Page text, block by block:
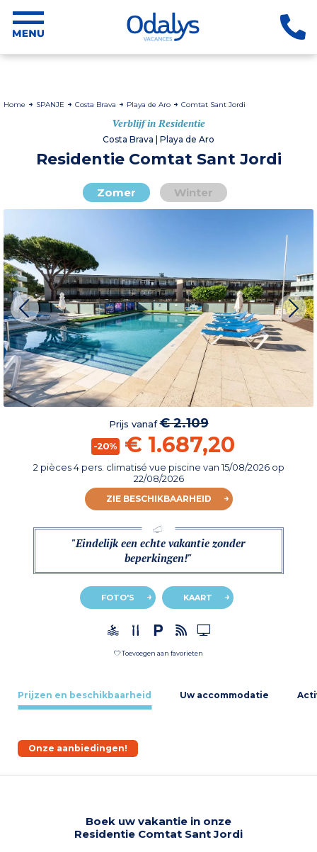
Home SPANJE Costa Brava Playa de Aro Comtat Sant Jordi
Verblijf in Residentie
Costa Brava | Playa de Aro
Residentie Comtat Sant Jordi
Zomer Winter
Prijs vanaf€ 2.109
-20% € 1.687,20
2 pièces 4 pers. climatisé vue piscine van15/08/2026op
22/08/2026
ZIE BESCHIKBAARHEID
"Eindelijk een echte vakantie zonder
beperkingen!"
FOTO'S KAART
Toevoegen aan favorieten
Prijzen en beschikbaarheid Uw accommodatie
Onze aanbiedingen!
Boek uw vakantie in onze
Residentie Comtat Sant Jordi